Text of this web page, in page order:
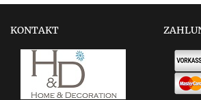
KONTAKT